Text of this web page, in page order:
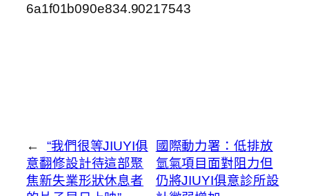
6a1f01b090e834.90217543
←
“我們很等JIUYI俱
意翻修設計待這部聚
焦新失業形狀休息者
國際動力署：低排放
氫氣項目面對阻力但
仍將JIUYI俱意診所設